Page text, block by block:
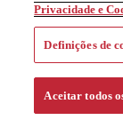
Privacidade e
Definições de
Aceitar todos